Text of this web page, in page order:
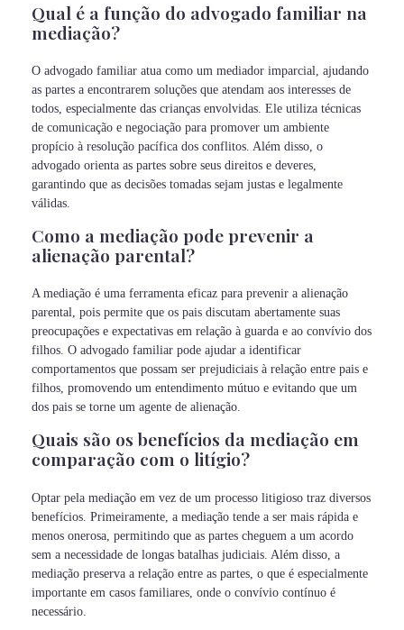
Qual é a função do advogado familiar na
mediação?
O advogado familiar atua como um mediador imparcial, ajudando
as partes a encontrarem soluções que atendam aos interesses de
todos, especialmente das crianças envolvidas. Ele utiliza técnicas
de comunicação e negociação para promover um ambiente
propício à resolução pacífica dos conflitos. Além disso, o
advogado orienta as partes sobre seus direitos e deveres,
garantindo que as decisões tomadas sejam justas e legalmente
válidas.
Como a mediação pode prevenir a
alienação parental?
A mediação é uma ferramenta eficaz para prevenir a alienação
parental, pois permite que os pais discutam abertamente suas
preocupações e expectativas em relação à guarda e ao convívio dos
filhos. O advogado familiar pode ajudar a identificar
comportamentos que possam ser prejudiciais à relação entre pais e
filhos, promovendo um entendimento mútuo e evitando que um
dos pais se torne um agente de alienação.
Quais são os benefícios da mediação em
comparação com o litígio?
Optar pela mediação em vez de um processo litigioso traz diversos
benefícios. Primeiramente, a mediação tende a ser mais rápida e
menos onerosa, permitindo que as partes cheguem a um acordo
sem a necessidade de longas batalhas judiciais. Além disso, a
mediação preserva a relação entre as partes, o que é especialmente
importante em casos familiares, onde o convívio contínuo é
necessário.